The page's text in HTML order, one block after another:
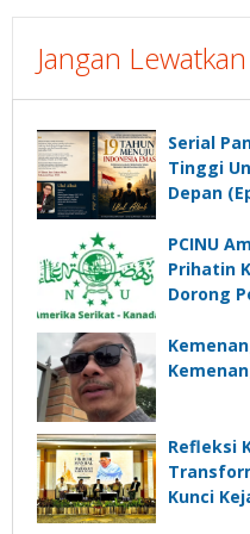
Jangan Lewatkan
Serial
Tinggi
Depan
PCINU
Prihatin
Dorong
Refleksi
Kunci